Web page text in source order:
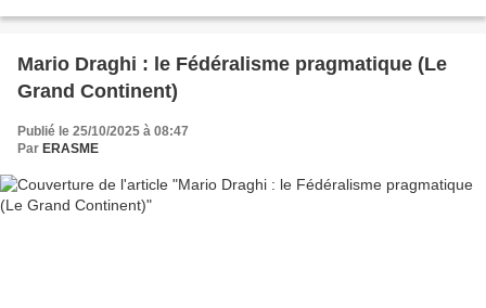
Mario Draghi : le Fédéralisme pragmatique (Le
Grand Continent)
Publié le 25/10/2025 à 08:47
Par ERASME